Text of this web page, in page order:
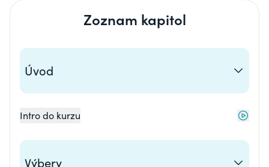
Zoznam kapitol
Úvod
Intro do kurzu
Výbery